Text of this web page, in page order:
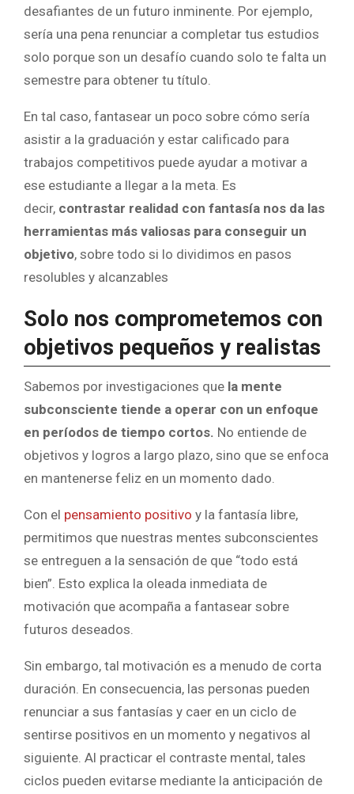
desafiantes de un futuro inminente. Por ejemplo,
sería una pena renunciar a completar tus estudios
solo porque son un desafío cuando solo te falta un
semestre para obtener tu título.
En tal caso, fantasear un poco sobre cómo sería
asistir a la graduación y estar calificado para
trabajos competitivos puede ayudar a motivar a
ese estudiante a llegar a la meta. Es
decir, contrastar realidad con fantasía nos da las
herramientas más valiosas para conseguir un
objetivo, sobre todo si lo dividimos en pasos
resolubles y alcanzables
Solo nos comprometemos con
objetivos pequeños y realistas
Sabemos por investigaciones que la mente
subconsciente tiende a operar con un enfoque
en períodos de tiempo cortos. No entiende de
objetivos y logros a largo plazo, sino que se enfoca
en mantenerse feliz en un momento dado.
Con el pensamiento positivo y la fantasía libre,
permitimos que nuestras mentes subconscientes
se entreguen a la sensación de que “todo está
bien”. Esto explica la oleada inmediata de
motivación que acompaña a fantasear sobre
futuros deseados.
Sin embargo, tal motivación es a menudo de corta
duración. En consecuencia, las personas pueden
renunciar a sus fantasías y caer en un ciclo de
sentirse positivos en un momento y negativos al
siguiente. Al practicar el contraste mental, tales
ciclos pueden evitarse mediante la anticipación de